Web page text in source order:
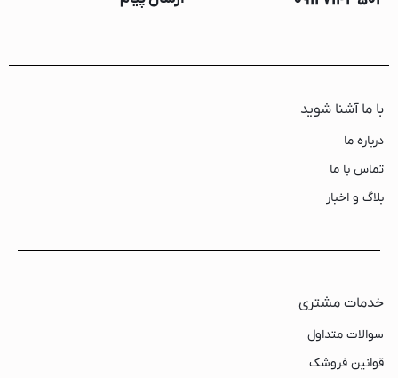
با ما آشنا شوید
درباره ما
تماس با ما
بلاگ و اخبار
خدمات مشتری
سوالات متداول
قوانین فروشک